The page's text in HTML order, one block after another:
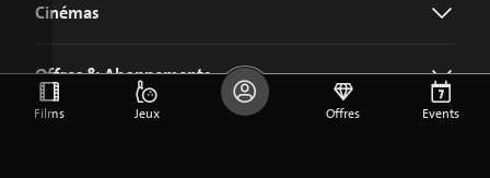
Cinémas
Offres & Abonnements
Films Jeux Offres Events